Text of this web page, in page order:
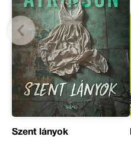
Szent lányok